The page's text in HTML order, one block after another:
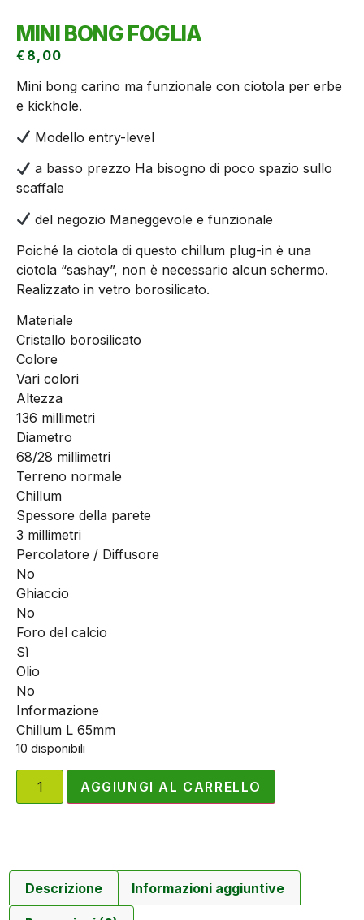
MINI BONG FOGLIA
€ 8,00
Mini bong carino ma funzionale con ciotola per erbe
e kickhole.
Modello entry-level
a basso prezzo Ha bisogno di poco spazio sullo
scaffale
del negozio Maneggevole e funzionale
Poiché la ciotola di questo chillum plug-in è una
ciotola “sashay”, non è necessario alcun schermo.
Realizzato in vetro borosilicato.
Materiale
Cristallo borosilicato
Colore
Vari colori
Altezza
136 millimetri
Diametro
68/28 millimetri
Terreno normale
Chillum
Spessore della parete
3 millimetri
Percolatore / Diffusore
No
Ghiaccio
No
Foro del calcio
Sì
Olio
No
Informazione
Chillum L 65mm
10 disponibili
AGGIUNGI AL CARRELLO
Descrizione Informazioni aggiuntive